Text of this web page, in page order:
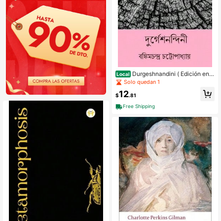
Local Durgeshnandini ( Edición en b
engalí ) (Tapa blanda) Por Bankim C
handra Chatterjee
Solo quedan 1
$12.81
Free Shipping